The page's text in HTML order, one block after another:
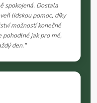
spokojená. Dostala
lidskou pomoc, díky
možností konečně
pohodlné jak pro mě,
den."